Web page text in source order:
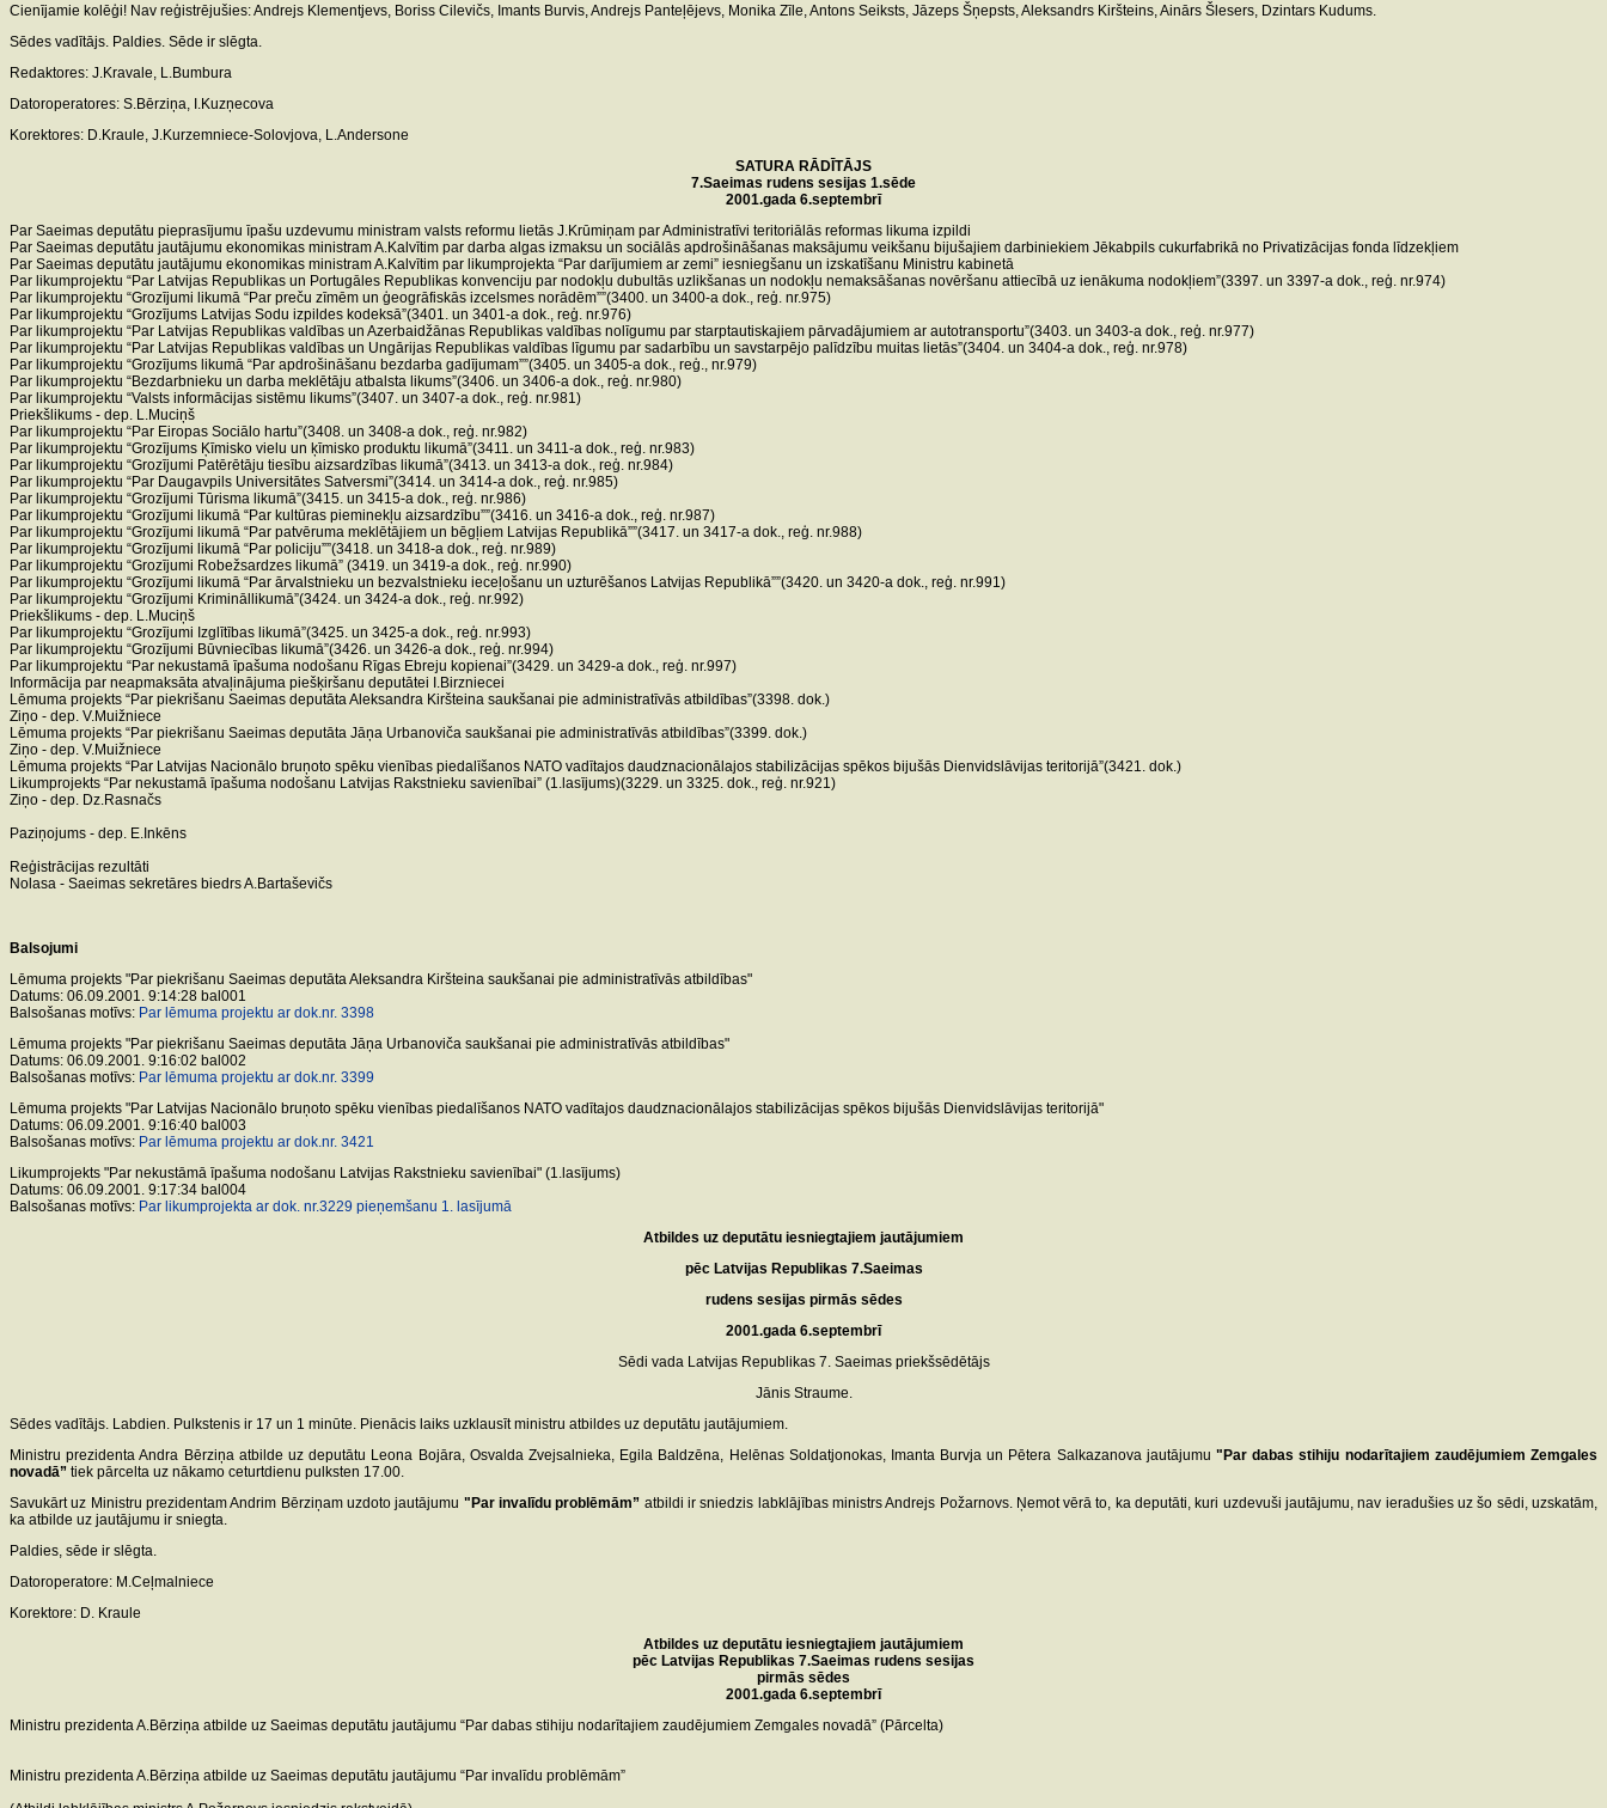
Cienījamie kolēģi! Nav reģistrējušies: Andrejs Klementjevs, Boriss Cilevičs, Imants Burvis, Andrejs Panteļējevs, Monika Zīle, Antons Seiksts, Jāzeps Šņepsts, Aleksandrs Kiršteins, Ainārs Šlesers, Dzintars Kudums.
Sēdes vadītājs. Paldies. Sēde ir slēgta.
Redaktores: J.Kravale, L.Bumbura
Datoroperatores: S.Bērziņa, I.Kuzņecova
Korektores: D.Kraule, J.Kurzemniece-Solovjova, L.Andersone
SATURA RĀDĪTĀJS
7.Saeimas rudens sesijas 1.sēde
2001.gada 6.septembrī
Par Saeimas deputātu pieprasījumu īpašu uzdevumu ministram valsts reformu lietās J.Krūmiņam par Administratīvi teritoriālās reformas likuma izpildi
Par Saeimas deputātu jautājumu ekonomikas ministram A.Kalvītim par darba algas izmaksu un sociālās apdrošināšanas maksājumu veikšanu bijušajiem darbiniekiem Jēkabpils cukurfabrikā no Privatizācijas fonda līdzekļiem
Par Saeimas deputātu jautājumu ekonomikas ministram A.Kalvītim par likumprojekta “Par darījumiem ar zemi” iesniegšanu un izskatīšanu Ministru kabinetā
Par likumprojektu “Par Latvijas Republikas un Portugāles Republikas konvenciju par nodokļu dubultās uzlikšanas un nodokļu nemaksāšanas novēršanu attiecībā uz ienākuma nodokļiem”(3397. un 3397-a dok., reģ. nr.974)
Par likumprojektu “Grozījumi likumā “Par preču zīmēm un ģeogrāfiskās izcelsmes norādēm””(3400. un 3400-a dok., reģ. nr.975)
Par likumprojektu “Grozījums Latvijas Sodu izpildes kodeksā”(3401. un 3401-a dok., reģ. nr.976)
Par likumprojektu “Par Latvijas Republikas valdības un Azerbaidžānas Republikas valdības nolīgumu par starptautiskajiem pārvadājumiem ar autotransportu”(3403. un 3403-a dok., reģ. nr.977)
Par likumprojektu “Par Latvijas Republikas valdības un Ungārijas Republikas valdības līgumu par sadarbību un savstarpējo palīdzību muitas lietās”(3404. un 3404-a dok., reģ. nr.978)
Par likumprojektu “Grozījums likumā “Par apdrošināšanu bezdarba gadījumam””(3405. un 3405-a dok., reģ., nr.979)
Par likumprojektu “Bezdarbnieku un darba meklētāju atbalsta likums”(3406. un 3406-a dok., reģ. nr.980)
Par likumprojektu “Valsts informācijas sistēmu likums”(3407. un 3407-a dok., reģ. nr.981)
Priekšlikums - dep. L.Muciņš
Par likumprojektu “Par Eiropas Sociālo hartu”(3408. un 3408-a dok., reģ. nr.982)
Par likumprojektu “Grozījums Ķīmisko vielu un ķīmisko produktu likumā”(3411. un 3411-a dok., reģ. nr.983)
Par likumprojektu “Grozījumi Patērētāju tiesību aizsardzības likumā”(3413. un 3413-a dok., reģ. nr.984)
Par likumprojektu “Par Daugavpils Universitātes Satversmi”(3414. un 3414-a dok., reģ. nr.985)
Par likumprojektu “Grozījumi Tūrisma likumā”(3415. un 3415-a dok., reģ. nr.986)
Par likumprojektu “Grozījumi likumā “Par kultūras pieminekļu aizsardzību””(3416. un 3416-a dok., reģ. nr.987)
Par likumprojektu “Grozījumi likumā “Par patvēruma meklētājiem un bēgļiem Latvijas Republikā””(3417. un 3417-a dok., reģ. nr.988)
Par likumprojektu “Grozījumi likumā “Par policiju””(3418. un 3418-a dok., reģ. nr.989)
Par likumprojektu “Grozījumi Robežsardzes likumā” (3419. un 3419-a dok., reģ. nr.990)
Par likumprojektu “Grozījumi likumā “Par ārvalstnieku un bezvalstnieku ieceļošanu un uzturēšanos Latvijas Republikā””(3420. un 3420-a dok., reģ. nr.991)
Par likumprojektu “Grozījumi Krimināllikumā”(3424. un 3424-a dok., reģ. nr.992)
Priekšlikums - dep. L.Muciņš
Par likumprojektu “Grozījumi Izglītības likumā”(3425. un 3425-a dok., reģ. nr.993)
Par likumprojektu “Grozījumi Būvniecības likumā”(3426. un 3426-a dok., reģ. nr.994)
Par likumprojektu “Par nekustamā īpašuma nodošanu Rīgas Ebreju kopienai”(3429. un 3429-a dok., reģ. nr.997)
Informācija par neapmaksāta atvaļinājuma piešķiršanu deputātei I.Birzniecei
Lēmuma projekts “Par piekrišanu Saeimas deputāta Aleksandra Kiršteina saukšanai pie administratīvās atbildības”(3398. dok.)
Ziņo - dep. V.Muižniece
Lēmuma projekts “Par piekrišanu Saeimas deputāta Jāņa Urbanoviča saukšanai pie administratīvās atbildības”(3399. dok.)
Ziņo - dep. V.Muižniece
Lēmuma projekts “Par Latvijas Nacionālo bruņoto spēku vienības piedalīšanos NATO vadītajos daudznacionālajos stabilizācijas spēkos bijušās Dienvidslāvijas teritorijā”(3421. dok.)
Likumprojekts “Par nekustamā īpašuma nodošanu Latvijas Rakstnieku savienībai” (1.lasījums)(3229. un 3325. dok., reģ. nr.921)
Ziņo - dep. Dz.Rasnačs
Paziņojums - dep. E.Inkēns
Reģistrācijas rezultāti
Nolasa - Saeimas sekretāres biedrs A.Bartaševičs
Balsojumi
Lēmuma projekts "Par piekrišanu Saeimas deputāta Aleksandra Kiršteina saukšanai pie administratīvās atbildības"
Datums: 06.09.2001. 9:14:28 bal001
Balsošanas motīvs: Par lēmuma projektu ar dok.nr. 3398
Lēmuma projekts "Par piekrišanu Saeimas deputāta Jāņa Urbanoviča saukšanai pie administratīvās atbildības"
Datums: 06.09.2001. 9:16:02 bal002
Balsošanas motīvs: Par lēmuma projektu ar dok.nr. 3399
Lēmuma projekts "Par Latvijas Nacionālo bruņoto spēku vienības piedalīšanos NATO vadītajos daudznacionālajos stabilizācijas spēkos bijušās Dienvidslāvijas teritorijā"
Datums: 06.09.2001. 9:16:40 bal003
Balsošanas motīvs: Par lēmuma projektu ar dok.nr. 3421
Likumprojekts "Par nekustāmā īpašuma nodošanu Latvijas Rakstnieku savienībai" (1.lasījums)
Datums: 06.09.2001. 9:17:34 bal004
Balsošanas motīvs: Par likumprojekta ar dok. nr.3229 pieņemšanu 1. lasījumā
Atbildes uz deputātu iesniegtajiem jautājumiem
pēc Latvijas Republikas 7.Saeimas
rudens sesijas pirmās sēdes
2001.gada 6.septembrī
Sēdi vada Latvijas Republikas 7. Saeimas priekšsēdētājs
Jānis Straume.
Sēdes vadītājs. Labdien. Pulkstenis ir 17 un 1 minūte. Pienācis laiks uzklausīt ministru atbildes uz deputātu jautājumiem.
Ministru prezidenta Andra Bērziņa atbilde uz deputātu Leona Bojāra, Osvalda Zvejsalnieka, Egila Baldzēna, Helēnas Soldatjonokas, Imanta Burvja un Pētera Salkazanova jautājumu "Par dabas stihiju nodarītajiem zaudējumiem Zemgales
novadā” tiek pārcelta uz nākamo ceturtdienu pulksten 17.00.
Savukārt uz Ministru prezidentam Andrim Bērziņam uzdoto jautājumu "Par invalīdu problēmām” atbildi ir sniedzis labklājības ministrs Andrejs Požarnovs. Ņemot vērā to, ka deputāti, kuri uzdevuši jautājumu, nav ieradušies uz šo sēdi, uzskatām,
ka atbilde uz jautājumu ir sniegta.
Paldies, sēde ir slēgta.
Datoroperatore: M.Ceļmalniece
Korektore: D. Kraule
Atbildes uz deputātu iesniegtajiem jautājumiem
pēc Latvijas Republikas 7.Saeimas rudens sesijas
pirmās sēdes
2001.gada 6.septembrī
Ministru prezidenta A.Bērziņa atbilde uz Saeimas deputātu jautājumu “Par dabas stihiju nodarītajiem zaudējumiem Zemgales novadā” (Pārcelta)
Ministru prezidenta A.Bērziņa atbilde uz Saeimas deputātu jautājumu “Par invalīdu problēmām”